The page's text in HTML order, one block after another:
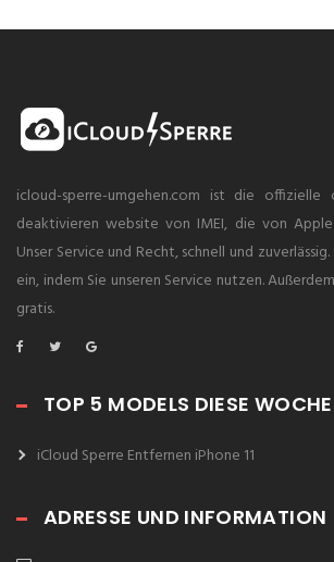
icloud-sperre-umgehen.com ist die offizielle
deaktivieren website von IMEI, die von
Unser Service und Recht, schnell und
ein, indem Sie unseren Service nutzen.
gratis.
TOP 5 MODELS DIESE WOCHE
iCloud Sperre Entfernen iPhone 11
ADRESSE UND INFORMATION